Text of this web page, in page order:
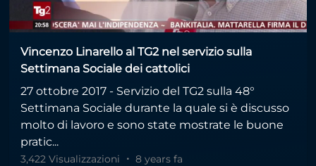
Vincenzo Linarello al TG2 nel servizio sulla
Settimana Sociale dei cattolici
27 ottobre 2017 - Servizio del TG2 sulla 48°
Settimana Sociale durante la quale si è discusso
molto di lavoro e sono state mostrate le buone
pratic...
3,422 Visualizzazioni 8 years fa